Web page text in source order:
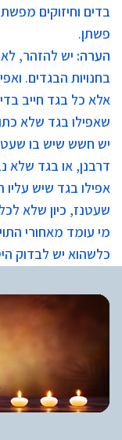
בדים וחיזוקים
פשתן.
הערה: יש להזהר,
בחנויות הבגדים.
אלא כל בגד חייב
שאפילו בגד שלא
יש חשש שיש בו
דרבנן, או בגד שלא
אפילו בגד שיש
שעטנז, כיון שלא
מי עומד מאחורי
כלשהוא יש לבדוק